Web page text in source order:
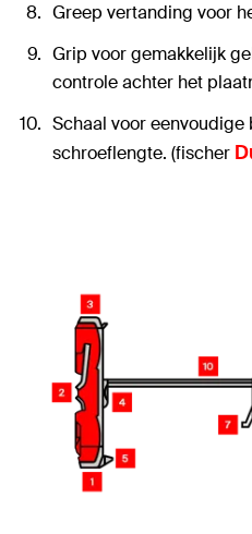
Greep vertanding voor
Grip voor gemakkelijk
controle achter het
Schaal voor
schroeflengte. (fischer